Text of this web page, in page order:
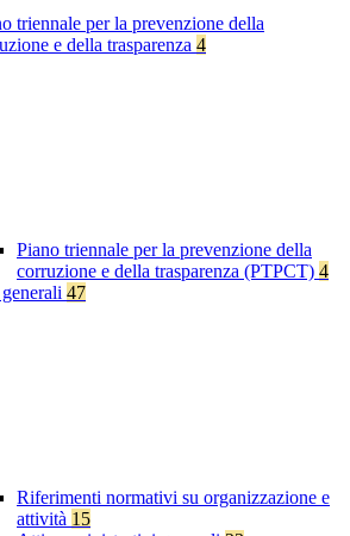
triennale per la prevenzione della
e della trasparenza 4
Piano triennale per la prevenzione della
corruzione e della trasparenza (PTPCT) 4
47
Riferimenti normativi su organizzazione e
attività 15